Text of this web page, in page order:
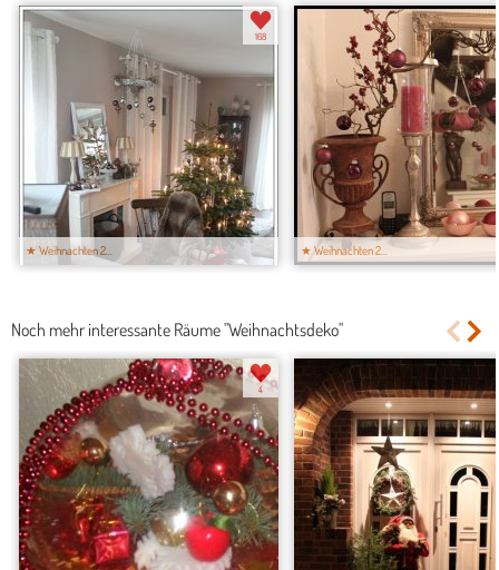
★ Weihnachten 2...
168
★ Weihnachten 2...
Noch mehr interessante Räume "Weihnachtsdeko"
4